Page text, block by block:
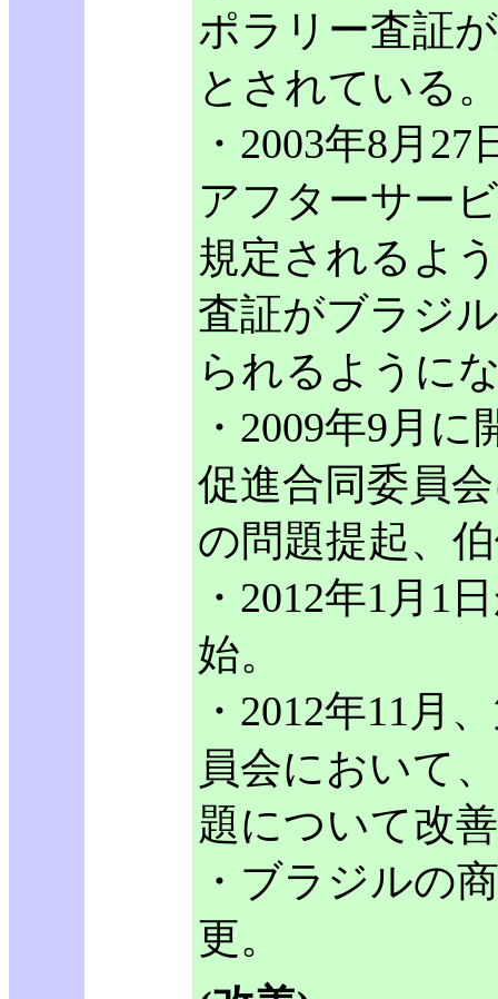
ポラリー査証
とされている
・2003年8月
アフターサー
規定されるよ
査証がブラジ
られるように
・2009年9月
促進合同委員
の問題提起、
・2012年1月1
始。
・2012年11月
員会において
題について改
・ブラジルの
更。